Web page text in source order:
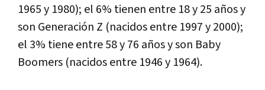
1965 y 1980); el 6% tienen entre 18 y 25 años y
son Generación Z (nacidos entre 1997 y 2000);
el 3% tiene entre 58 y 76 años y son Baby
Boomers (nacidos entre 1946 y 1964).